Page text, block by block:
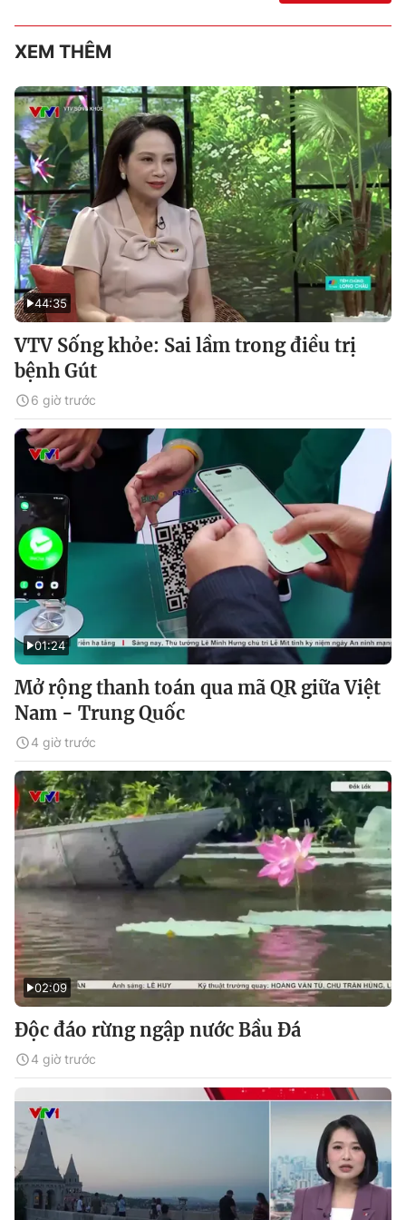
XEM THÊM
44:35
VTV Sống khỏe: Sai lầm trong điều trị
bệnh Gút
6 giờ trước
01:24
Mở rộng thanh toán qua mã QR giữa Việt
Nam - Trung Quốc
4 giờ trước
02:09
Độc đáo rừng ngập nước Bầu Đá
4 giờ trước